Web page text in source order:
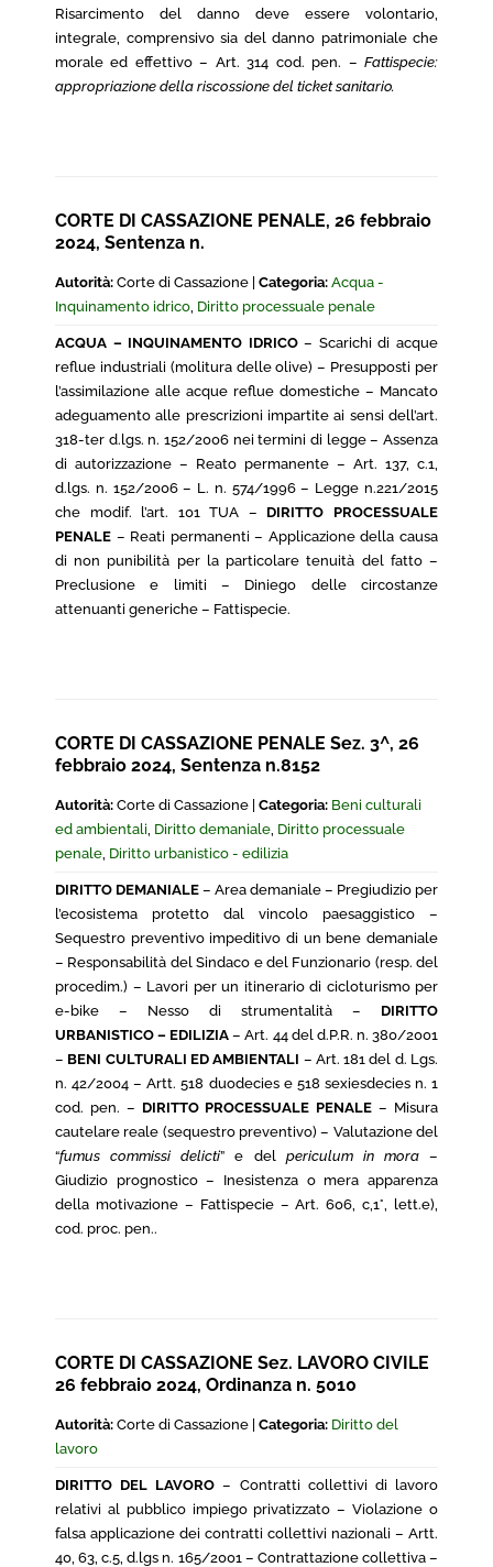
Risarcimento del danno deve essere volontario,
integrale, comprensivo sia del danno patrimoniale che
morale ed effettivo – Art. 314 cod. pen. – Fattispecie:
appropriazione della riscossione del ticket sanitario.
CORTE DI CASSAZIONE PENALE, 26 febbraio
2024, Sentenza n.
Autorità: Corte di Cassazione | Categoria: Acqua -
Inquinamento idrico, Diritto processuale penale
ACQUA – INQUINAMENTO IDRICO– Scarichi di acque
reflue industriali (molitura delle olive) – Presupposti per
l’assimilazione alle acque reflue domestiche – Mancato
adeguamento alle prescrizioni impartite ai sensi dell’art.
318-ter d.lgs. n. 152/2006 nei termini di legge – Assenza
di autorizzazione – Reato permanente – Art. 137, c.1,
d.lgs. n. 152/2006 – L. n. 574/1996 – Legge n.221/2015
che modif. l’art. 101 TUA – DIRITTO PROCESSUALE
PENALE – Reati permanenti – Applicazione della causa
di non punibilità per la particolare tenuità del fatto –
Preclusione e limiti – Diniego delle circostanze
attenuanti generiche – Fattispecie.
CORTE DI CASSAZIONE PENALE Sez. 3^, 26
febbraio 2024, Sentenza n.8152
Autorità: Corte di Cassazione | Categoria: Beni culturali
ed ambientali, Diritto demaniale, Diritto processuale
penale, Diritto urbanistico - edilizia
DIRITTO DEMANIALE – Area demaniale – Pregiudizio per
l’ecosistema protetto dal vincolo paesaggistico –
Sequestro preventivo impeditivo di un bene demaniale
– Responsabilità del Sindaco e del Funzionario (resp. del
procedim.) – Lavori per un itinerario di cicloturismo per
e-bike – Nesso di strumentalità – DIRITTO
URBANISTICO – EDILIZIA – Art. 44 del d.P.R. n. 380/2001
– BENI CULTURALI ED AMBIENTALI – Art. 181 del d. Lgs.
n. 42/2004 – Artt. 518 duodecies e 518 sexiesdecies n. 1
cod. pen. – DIRITTO PROCESSUALE PENALE – Misura
cautelare reale (sequestro preventivo) – Valutazione del
“fumus commissi delicti” e del periculum in mora–
Giudizio prognostico – Inesistenza o mera apparenza
della motivazione – Fattispecie – Art. 606, c,1°, lett.e),
cod. proc. pen..
CORTE DI CASSAZIONE Sez. LAVORO CIVILE
26 febbraio 2024, Ordinanza n. 5010
Autorità: Corte di Cassazione | Categoria: Diritto del
lavoro
DIRITTO DEL LAVORO – Contratti collettivi di lavoro
relativi al pubblico impiego privatizzato – Violazione o
falsa applicazione dei contratti collettivi nazionali – Artt.
40, 63, c.5, d.lgs n. 165/2001 – Contrattazione collettiva –